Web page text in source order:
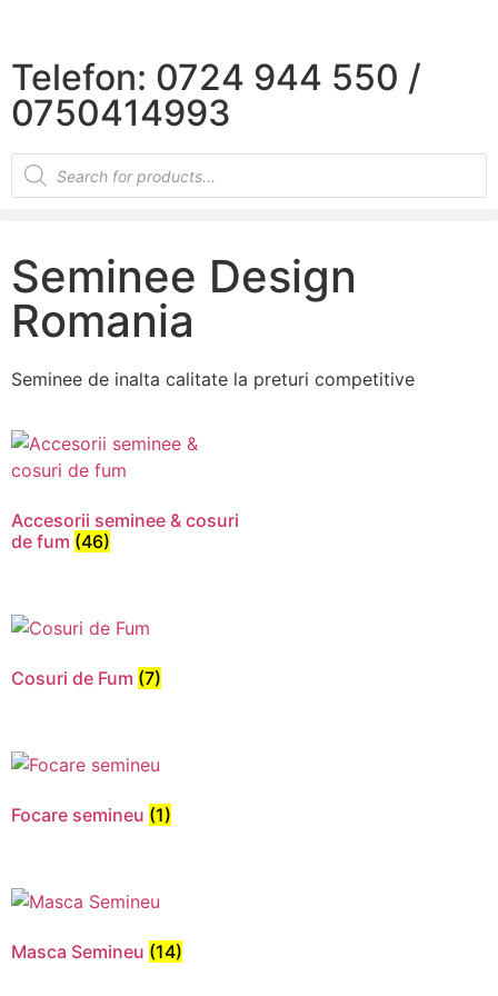
Telefon: 0724 944 550 /
0750414993
Seminee Design
Romania
Seminee de inalta calitate la preturi competitive
Accesorii seminee & cosuri
de fum (46)
Cosuri de Fum (7)
Focare semineu (1)
Masca Semineu (14)
cookie-uri
opționale.